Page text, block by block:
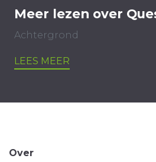
Meer lezen over
Achtergrond
LEES MEER
Over